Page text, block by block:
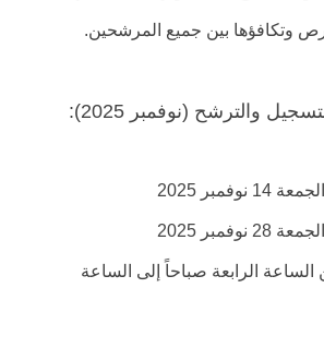
وتكافؤها بين جميع المرشحين.
والترشح (نوفمبر 2025):
2025
2025
الرابعة صباحاً إلى الساعة